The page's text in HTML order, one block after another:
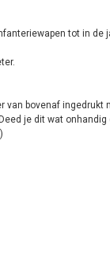
tot in de
bovenaf
je dit wat